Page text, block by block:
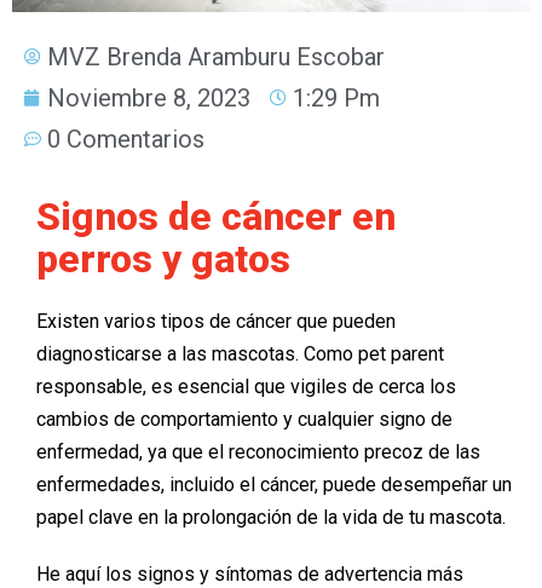
MVZ Brenda Aramburu Escobar
Noviembre 8, 2023
1:29 Pm
0 Comentarios
Signos de cáncer en
perros y gatos
Existen varios tipos de cáncer que pueden
diagnosticarse a las mascotas. Como pet parent
responsable, es esencial que vigiles de cerca los
cambios de comportamiento y cualquier signo de
enfermedad, ya que el reconocimiento precoz de las
enfermedades, incluido el cáncer, puede desempeñar un
papel clave en la prolongación de la vida de tu mascota.
He aquí los signos y síntomas de advertencia más